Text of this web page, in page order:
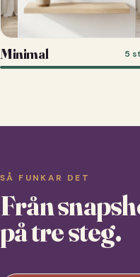
Minimal 5
SÅ FUNKAR DET
Från
på tre steg.